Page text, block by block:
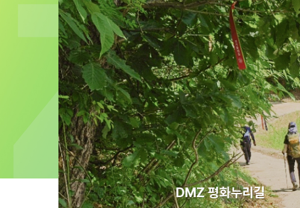
DMZ OPEN 페스티벌 임진각 평화누리
DMZ 평화누리길
DMZ
평화누리길
DMZ 평화누리길